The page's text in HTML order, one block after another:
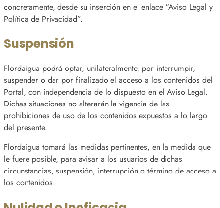
concretamente, desde su inserción en el enlace “Aviso Legal y
Política de Privacidad”.
Suspensión
Flordaigua podrá optar, unilateralmente, por interrumpir,
suspender o dar por finalizado el acceso a los contenidos del
Portal, con independencia de lo dispuesto en el Aviso Legal.
Dichas situaciones no alterarán la vigencia de las
prohibiciones de uso de los contenidos expuestos a lo largo
del presente.
Flordaigua tomará las medidas pertinentes, en la medida que
le fuere posible, para avisar a los usuarios de dichas
circunstancias, suspensión, interrupción o término de acceso a
los contenidos.